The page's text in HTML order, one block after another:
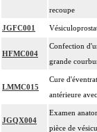
recoupe
JGFC001
HFMC004
Confection
grande
LMMC015
Cure
antérieure
JGQX004
Examen
pièce de